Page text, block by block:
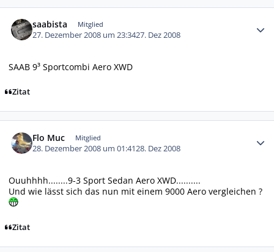
saabista Mitglied
27. Dezember 2008 um 23:3427. Dez 2008
SAAB 9³ Sportcombi Aero XWD
Zitat
Flo Muc Mitglied
28. Dezember 2008 um 01:4128. Dez 2008
Ouuhhhh........9-3 Sport Sedan Aero XWD..........
Und wie lässt sich das nun mit einem 9000 Aero vergleichen ?
Zitat